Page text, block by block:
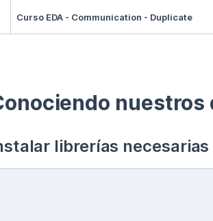
Curso EDA - Communication - Duplicate
librerías necesarias